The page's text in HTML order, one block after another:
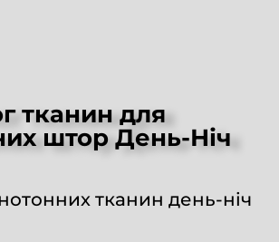
тканин для
штор День-Ніч
тканин день-ніч